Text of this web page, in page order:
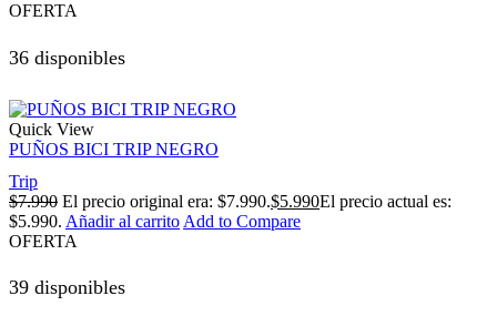
OFERTA
36 disponibles
Quick View
PUÑOS BICI TRIP NEGRO
Trip
$7.990 El precio original era: $7.990.$5.990El precio actual es:
$5.990. Añadir al carrito Add to Compare
OFERTA
39 disponibles